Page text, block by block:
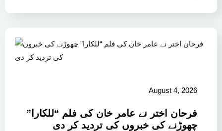
August 4, 2026
فرحان اختر نے عامر خان کی فلم “للکارا”
چھوڑنے کی خبروں کی تردید کر دی